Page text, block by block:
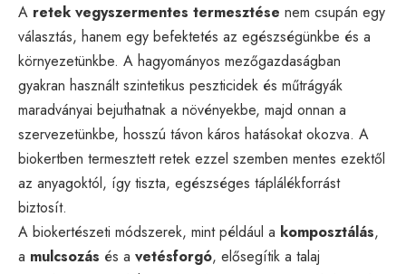
A retek vegyszermentes termesztése nem csupán egy
választás, hanem egy befektetés az egészségünkbe és a
környezetünkbe. A hagyományos mezőgazdaságban
gyakran használt szintetikus peszticidek és műtrágyák
maradványai bejuthatnak a növényekbe, majd onnan a
szervezetünkbe, hosszú távon káros hatásokat okozva. A
biokertben termesztett retek ezzel szemben mentes ezektől
az anyagoktól, így tiszta, egészséges táplálékforrást
biztosít.
A biokertészeti módszerek, mint például a komposztálás,
a mulcsozás és a vetésforgó, elősegítik a talaj